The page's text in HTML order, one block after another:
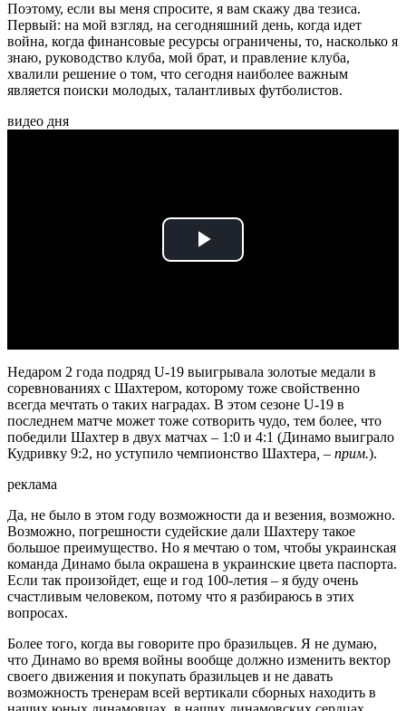
Поэтому, если вы меня спросите, я вам скажу два тезиса.
Первый: на мой взгляд, на сегодняшний день, когда идет
война, когда финансовые ресурсы ограничены, то, насколько я
знаю, руководство клуба, мой брат, и правление клуба,
хвалили решение о том, что сегодня наиболее важным
является поиски молодых, талантливых футболистов.
видео дня
Play
Недаром 2 года подряд U-19 выигрывала золотые медали в
соревнованиях с Шахтером, которому тоже свойственно
всегда мечтать о таких наградах. В этом сезоне U-19 в
последнем матче может тоже сотворить чудо, тем более, что
победили Шахтер в двух матчах – 1:0 и 4:1 (Динамо выиграло
Кудривку 9:2, но уступило чемпионство Шахтера , – прим.).
реклама
Да, не было в этом году возможности да и везения, возможно.
Возможно, погрешности судейские дали Шахтеру такое
большое преимущество. Но я мечтаю о том, чтобы украинская
команда Динамо была окрашена в украинские цвета паспорта.
Если так произойдет, еще и год 100-летия – я буду очень
счастливым человеком, потому что я разбираюсь в этих
вопросах.
Более того, когда вы говорите про бразильцев. Я не думаю,
что Динамо во время войны вообще должно изменить вектор
своего движения и покупать бразильцев и не давать
возможность тренерам всей вертикали сборных находить в